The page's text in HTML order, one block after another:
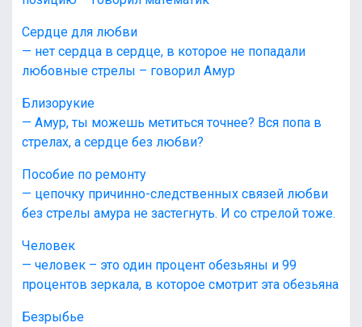
Сердце для любви
— нет сердца в сердце, в которое не попадали
любовные стрелы – говорил Амур
Близорукие
— Амур, ты можешь метиться точнее? Вся попа в
стрелах, а сердце без любви?
Пособие по ремонту
— цепочку причинно-следственных связей любви
без стрелы амура не застегнуть. И со стрелой тоже.
Человек
— человек – это один процент обезьяны и 99
процентов зеркала, в которое смотрит эта обезьяна
Безрыбье